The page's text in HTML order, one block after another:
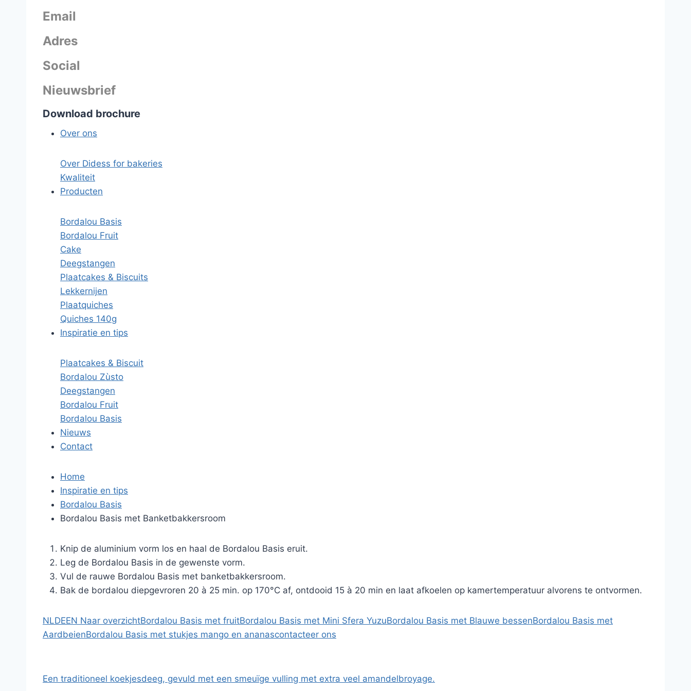
Email
Adres
Social
Nieuwsbrief
Download brochure
Over ons
Over Didess for bakeries
Kwaliteit
Producten
Bordalou Basis
Bordalou Fruit
Cake
Deegstangen
Plaatcakes & Biscuits
Lekkernijen
Plaatquiches
Quiches 140g
Inspiratie en tips
Plaatcakes & Biscuit
Bordalou Zùsto
Deegstangen
Bordalou Fruit
Bordalou Basis
Nieuws
Contact
Home
Inspiratie en tips
Bordalou Basis
Bordalou Basis met Banketbakkersroom
Knip de aluminium vorm los en haal de Bordalou Basis eruit.
Leg de Bordalou Basis in de gewenste vorm.
Vul de rauwe Bordalou Basis met banketbakkersroom.
Bak de bordalou diepgevroren 20 à 25 min. op 170°C af, ontdooid 15 à 20 min en laat afkoelen op kamertemperatuur alvorens te ontvormen.
NLDEEN Naar overzichtBordalou Basis met fruitBordalou Basis met Mini Sfera YuzuBordalou Basis met Blauwe bessenBordalou Basis met
AardbeienBordalou Basis met stukjes mango en ananascontacteer ons
Een traditioneel koekjesdeeg, gevuld met een smeuïge vulling met extra veel amandelbroyage.